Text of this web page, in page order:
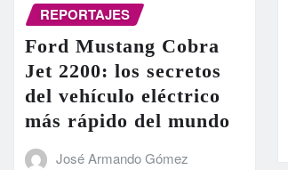
REPORTAJES
Ford Mustang Cobra
Jet 2200: los secretos
del vehículo eléctrico
más rápido del mundo
José Armando Gómez